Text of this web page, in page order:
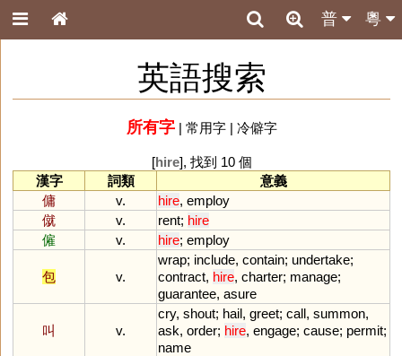
粵
普
英語搜索
所有字| 常用字| 冷僻字
[hire], 找到 10 個
漢字
詞類
意義
傭
v. hire, employ
僦
v. rent; hire
僱
v. hire; employ
包 v.
wrap; include, contain; undertake;
contract, hire, charter; manage;
guarantee, asure
叫 v.
cry, shout; hail, greet; call, summon,
ask, order; hire, engage; cause; permit;
name